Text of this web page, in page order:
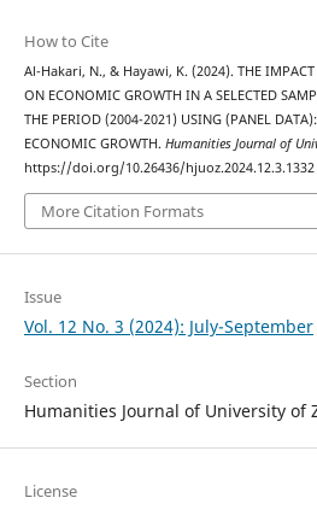
How to Cite
Al-Hakari, N., & Hayawi, K. (2024). THE
ON ECONOMIC GROWTH IN A SELECTED
THE PERIOD (2004-2021) USING (PANEL
ECONOMIC GROWTH. Humanities Journal of
https://doi.org/10.26436/hjuoz.2024.12.3.1332
More Citation Formats
Issue
Vol. 12 No. 3 (2024): July-September
Section
Humanities Journal of University of
License